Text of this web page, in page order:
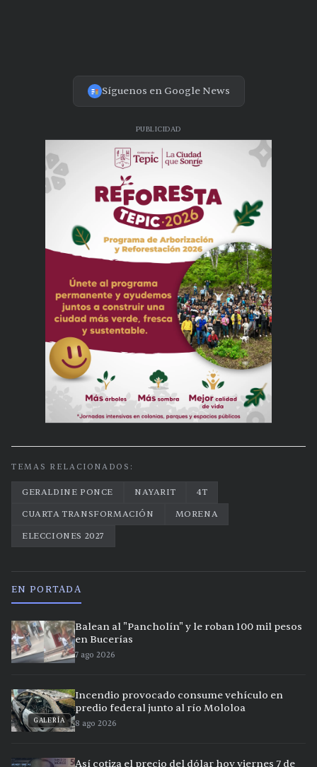
Síguenos en Google News
PUBLICIDAD
TEMAS RELACIONADOS:
GERALDINE PONCE NAYARIT
4T
CUARTA TRANSFORMACIÓN
MORENA
ELECCIONES 2027
EN PORTADA
Balean al "Pancholín" y le roban 100 mil pesos
en Bucerías
7 ago 2026
GALERÍA
Incendio provocado consume vehículo en
predio federal junto al río Mololoa
8 ago 2026
Así cotiza el precio del dólar hoy viernes 7 de